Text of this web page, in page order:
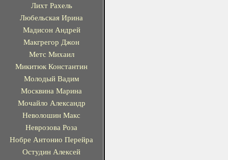
Лихт Рахель
Любельская Ирина
Мадисон Андрей
Макгрегор Джон
Метс Михаил
Микитюк Константин
Молодый Вадим
Москвина Марина
Мочайло Александр
Неволошин Макс
Неврозова Роза
Нобре Антонио Перейра
Остудин Алексей